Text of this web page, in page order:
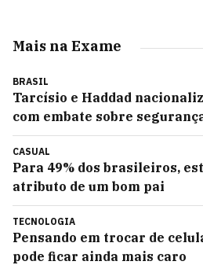
Mais na Exame
BRASIL
Tarcísio e Haddad
com embate sobre
CASUAL
Para 49% dos brasileiros,
atributo de um bom pai
TECNOLOGIA
Pensando em trocar de
pode ficar ainda mais caro